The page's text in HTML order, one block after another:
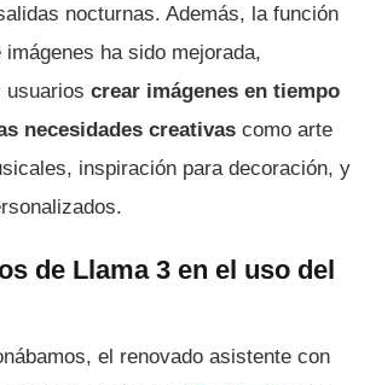
nocturnas. Además, la función
ha sido mejorada,
usuarios crear imágenes en tiempo
necesidades creativas como arte
inspiración para decoración, y
de Llama 3 en el uso del
el renovado asistente con